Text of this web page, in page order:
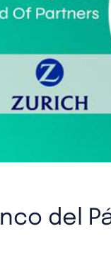
del